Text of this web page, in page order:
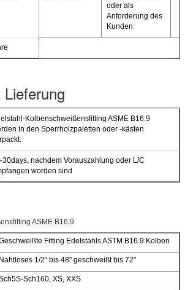
oder als
Anforderung des
Kunden
Kolbenschweißensfitting ASME B16.9
in den Sperrholzpaletten oder -kästen
30days, nachdem Vorauszahlung oder L/C
worden sind
ASME B16.9
Fitting Edelstahls ASTM B16.9 Kolben
Nahtloses 1/2“ bis 48" geschweißt bis 72"
Sch160, XS, XXS